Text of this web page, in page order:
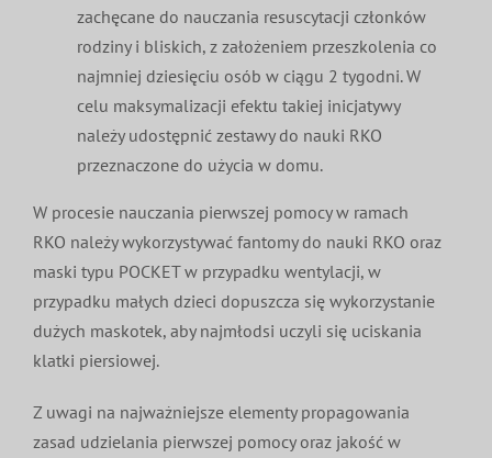
zachęcane do nauczania resuscytacji członków
rodziny i bliskich, z założeniem przeszkolenia co
najmniej dziesięciu osób w ciągu 2 tygodni. W
celu maksymalizacji efektu takiej inicjatywy
należy udostępnić zestawy do nauki RKO
przeznaczone do użycia w domu.
W procesie nauczania pierwszej pomocy w ramach
RKO należy wykorzystywać fantomy do nauki RKO oraz
maski typu POCKET w przypadku wentylacji, w
przypadku małych dzieci dopuszcza się wykorzystanie
dużych maskotek, aby najmłodsi uczyli się uciskania
klatki piersiowej.
Z uwagi na najważniejsze elementy propagowania
zasad udzielania pierwszej pomocy oraz jakość w